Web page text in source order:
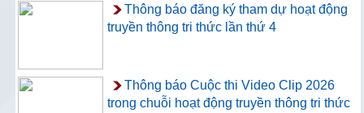
Thông báo đăng ký tham dự hoạt động
truyền thông tri thức lần thứ 4
Thông báo Cuộc thi Video Clip 2026
trong chuỗi hoạt động truyền thông tri thức